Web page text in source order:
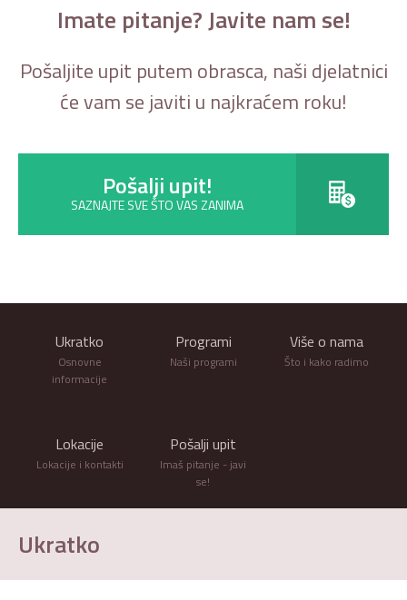
Imate pitanje? Javite nam se!
Pošaljite upit putem obrasca, naši djelatnici
će vam se javiti u najkraćem roku!
Pošalji upit!
SAZNAJTE SVE ŠTO VAS ZANIMA
Ukratko
Osnovne
informacije
Programi
Naši programi
Više o nama
Što i kako radimo
Lokacije
Lokacije i kontakti
Pošalji upit
Imaš pitanje - javi
se!
Ukratko